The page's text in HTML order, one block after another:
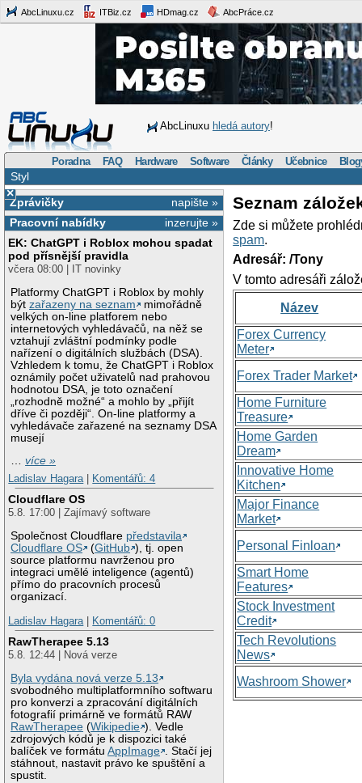
AbcLinuxu.cz ITBiz.cz HDmag.cz AbcPráce.cz
AbcLinuxu hledá autory!
Poradna FAQ Hardware Software Články Učebnice
Styl
×
napište »
Zprávičky
inzerujte »
Pracovní nabídky
EK: ChatGPT i Roblox mohou spadat
pod přísnější pravidla
včera 08:00 | IT novinky
Platformy ChatGPT i Roblox by mohly
býtzařazeny na seznam
mimořádně
velkých on-line platforem nebo
internetových vyhledávačů, na něž se
vztahují zvláštní podmínky podle
nařízení o digitálních službách (DSA).
Vzhledem k tomu, že ChatGPT i Roblox
oznámily počet uživatelů nad prahovou
hodnotou DSA, je toto označení
„rozhodně možné“ a mohlo by „přijít
dříve či později“. On-line platformy a
vyhledávače zařazené na seznamy DSA
musejí
…více »
Ladislav Hagara
Komentářů: 4
Cloudflare OS
5.8. 17:00 | Zajímavý software
Společnost Cloudflare představila
Cloudflare OS
(GitHub ), tj. open
source platformu navrženou pro
integraci umělé inteligence (agentů)
přímo do pracovních procesů
organizací.
Ladislav Hagara
Komentářů: 0
RawTherapee 5.13
5.8. 12:44 | Nová verze
Byla vydána nová verze 5.13
svobodného multiplatformního softwaru
pro konverzi a zpracování digitálních
fotografií primárně ve formátů RAW
RawTherapee (Wikipedie ). Vedle
zdrojových kódů je k dispozici také
balíček ve formátuAppImage . Stačí jej
stáhnout, nastavit právo ke spuštění a
spustit.
Seznam
Zde si můžete
spam.
Adresář: /Tony
V tomto adresáři
Název
Forex Currency
Meter
Forex Trader Market
Home Furniture
Treasure
Home Garden
Dream
Innovative Home
Kitchen
Major Finance
Market
Personal Finloan
Smart Home
Features
Stock Investment
Credit
Tech Revolutions
News
Washroom Shower